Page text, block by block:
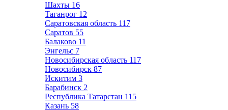
Шахты 16
Таганрог 12
Саратовская область 117
Саратов 55
Балаково 11
Энгельс 7
Новосибирская область 117
Новосибирск 87
Искитим 3
Барабинск 2
Республика Татарстан 115
Казань 58